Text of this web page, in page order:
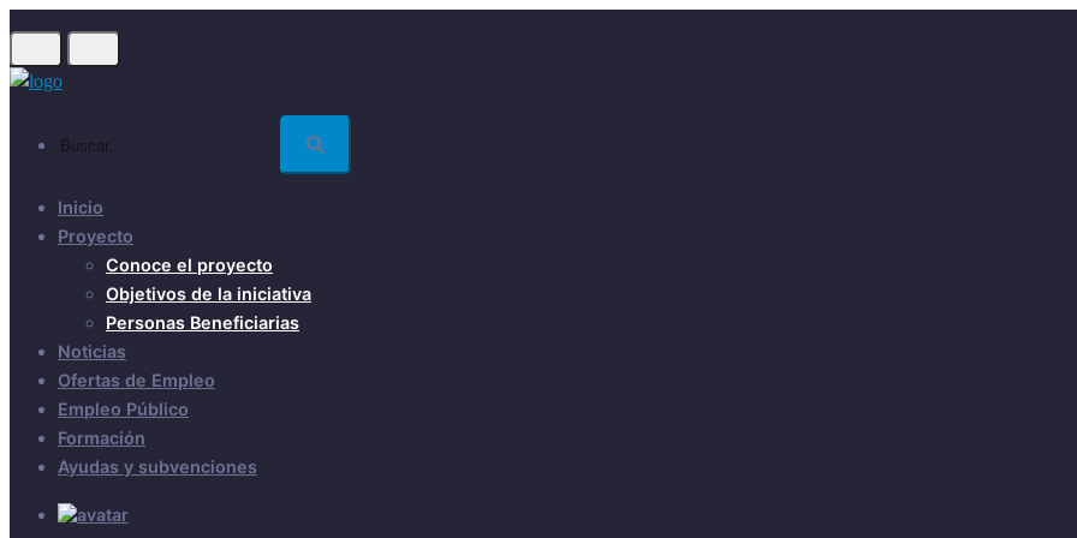
main
Inicio
Proyecto
Conoce el proyecto
Objetivos de la iniciativa
Personas Beneficiarias
Noticias
Ofertas de Empleo
Empleo Público
Formación
Ayudas y subvenciones